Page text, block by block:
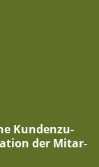
Kun­den­zu­
der Mit­ar­